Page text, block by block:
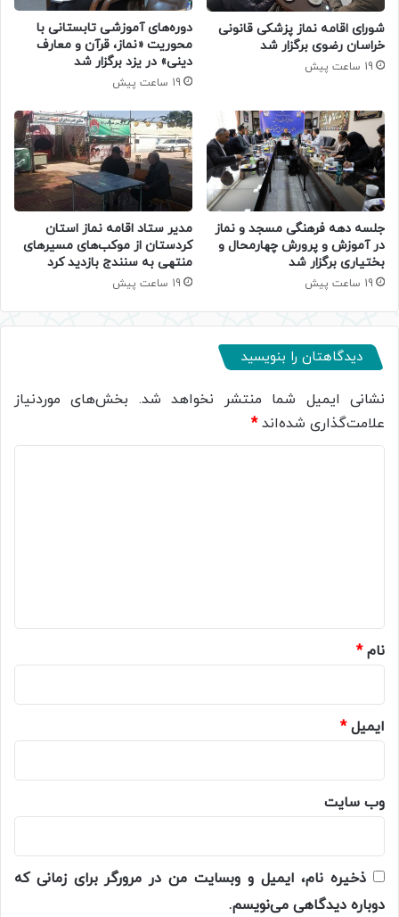
شورای اقامه نماز پزشکی قانونی
خراسان رضوی برگزار شد
19 ساعت پیش
دوره‌های آموزشی تابستانی با
محوریت «نماز، قرآن و معارف
دینی» در یزد برگزار شد
19 ساعت پیش
جلسه دهه فرهنگی مسجد و نماز
در آموزش و پرورش چهارمحال و
بختیاری برگزار شد
19 ساعت پیش
مدیر ستاد اقامه نماز استان
کردستان از موکب‌های مسیرهای
منتهی به سنندج بازدید کرد
19 ساعت پیش
دیدگاهتان را بنویسید
نشانی ایمیل شما منتشر نخواهد شد. بخش‌های موردنیاز
علامت‌گذاری شده‌اند*
نام*
ایمیل*
وب‌ سایت
ذخیره نام، ایمیل و وبسایت من در مرورگر برای زمانی که
دوباره دیدگاهی می‌نویسم.